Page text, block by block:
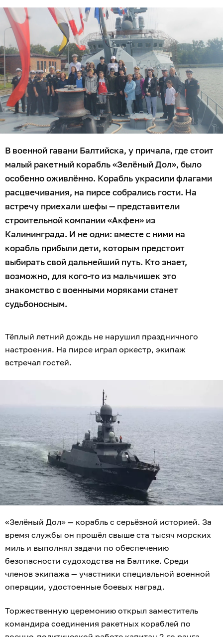
В военной гавани Балтийска, у причала, где стоит
малый ракетный корабль «Зелёный Дол», было
особенно оживлённо. Корабль украсили флагами
расцвечивания, на пирсе собрались гости. На
встречу приехали шефы — представители
строительной компании «Акфен» из
Калининграда. И не одни: вместе с ними на
корабль прибыли дети, которым предстоит
выбирать свой дальнейший путь. Кто знает,
возможно, для кого-то из мальчишек это
знакомство с военными моряками станет
судьбоносным.
Тёплый летний дождь не нарушил праздничного
настроения. На пирсе играл оркестр, экипаж
встречал гостей.
«Зелёный Дол» — корабль с серьёзной историей. За
время службы он прошёл свыше ста тысяч морских
миль и выполнял задачи по обеспечению
безопасности судоходства на Балтике. Среди
членов экипажа — участники специальной военной
операции, удостоенные боевых наград.
Торжественную церемонию открыл заместитель
командира соединения ракетных кораблей по